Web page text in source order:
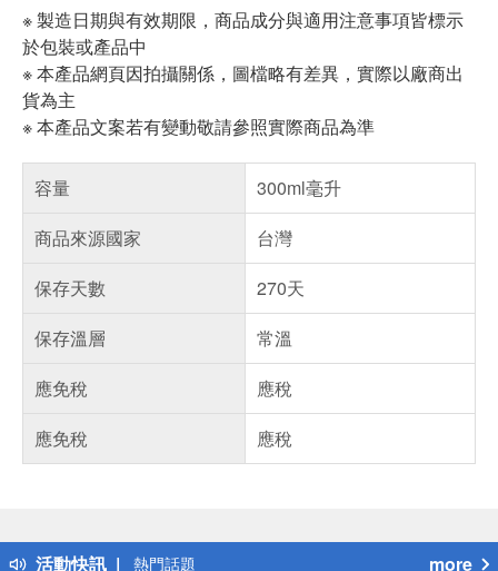
※ 製造日期與有效期限，商品成分與適用注意事項皆標示
於包裝或產品中
※ 本產品網頁因拍攝關係，圖檔略有差異，實際以廠商出
貨為主
※ 本產品文案若有變動敬請參照實際商品為準
容量
300ml毫升
商品來源國家
台灣
保存天數
270天
保存溫層
常溫
應免稅
應稅
應免稅
應稅
活動快訊
得獎公告
熱門話題
more